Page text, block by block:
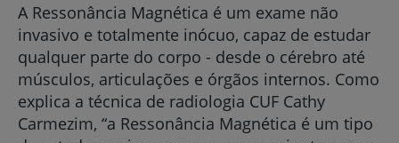
A Ressonância Magnética é um exame não
invasivo e totalmente inócuo, capaz de estudar
qualquer parte do corpo - desde o cérebro até
músculos, articulações e órgãos internos. Como
explica a técnica de radiologia CUF Cathy
Carmezim, “a Ressonância Magnética é um tipo